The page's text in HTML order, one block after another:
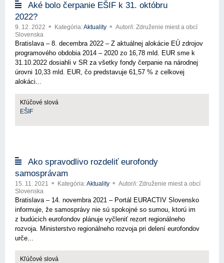
Aké bolo čerpanie EŠIF k 31. októbru
2022?
9. 12. 2022 Kategória:Aktuality
Autor/i: Združenie miest a obcí
Slovenska
Bratislava – 8. decembra 2022 – Z aktuálnej alokácie EÚ zdrojov
programového obdobia 2014 – 2020 zo 16,78 mld. EUR sme k
31.10.2022 dosiahli v SR za všetky fondy čerpanie na národnej
úrovni 10,33 mld. EUR, čo predstavuje 61,57 % z celkovej
alokáci...
Kľúčové slová
EŠIF
Ako spravodlivo rozdeliť eurofondy
samosprávam
15. 11. 2021 Kategória:Aktuality
Autor/i: Združenie miest a obcí
Slovenska
Bratislava – 14. novembra 2021 – Portál EURACTIV Slovensko
informuje, že samosprávy nie sú spokojné so sumou, ktorú im
z budúcich eurofondov plánuje vyčleniť rezort regionálneho
rozvoja. Ministerstvo regionálneho rozvoja pri delení eurofondov
urče...
Kľúčové slová